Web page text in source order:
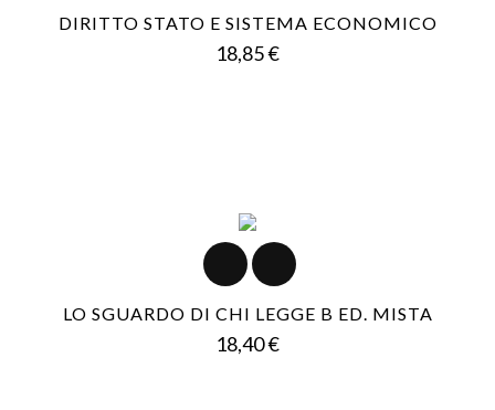
DIRITTO STATO E SISTEMA ECONOMICO
18,85 €Prezzo
LO SGUARDO DI CHI LEGGE B ED. MISTA
18,40 €Prezzo